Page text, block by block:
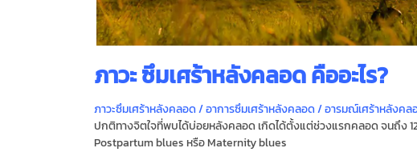
ภาวะ ซึมเศร้าหลังคลอด คืออะไร?
ภาวะซึมเศร้าหลังคลอด / อาการซึมเศร้าหลังคลอด / อารมณ์เศร้าหลัง
ปกติทางจิตใจที่พบได้บ่อยหลังคลอด เกิดได้ตั้งแต่ช่วงแรกคลอด จนถึง
Postpartum blues หรือ Maternity blues